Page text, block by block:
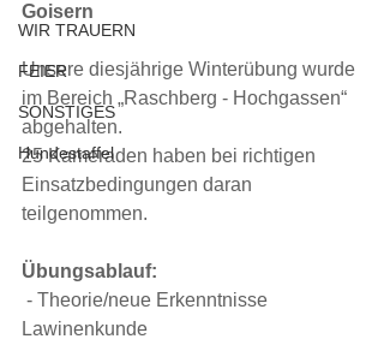
WIR TRAUERN
FEIER
SONSTIGES
Hundestaffel
Goisern
Unsere diesjährige Winterübung wurde
im Bereich „Raschberg - Hochgassen“
abgehalten.
25 Kameraden haben bei richtigen
Einsatzbedingungen daran
teilgenommen.
Übungsablauf:
Lawinenkunde